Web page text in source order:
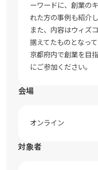
ーワードに、創業の
れた方の事例も紹介
また、内容はウィズ
据えてたものとなって
京都府内で創業を目
にご参加ください。
会場
オンライン
対象者